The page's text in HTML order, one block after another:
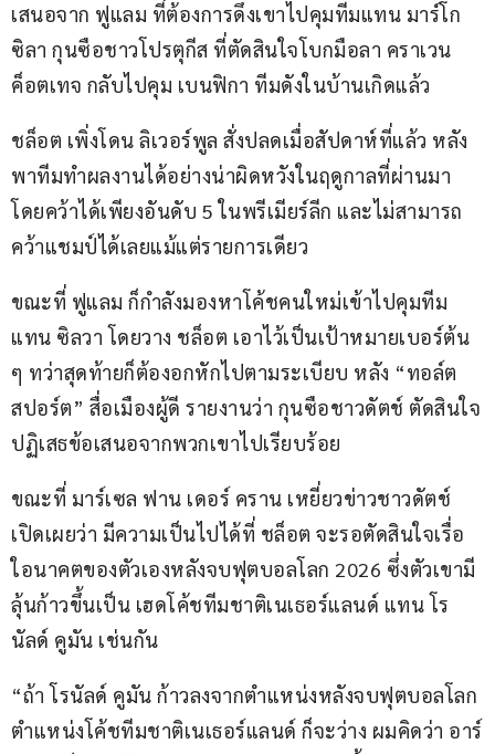
เสนอจาก ฟูแลม ที่ต้องการดึงเขาไปคุมทีมแทน มาร์โก
ซิลา กุนซือชาวโปรตุกีส ที่ตัดสินใจโบกมือลา คราเวน
ค็อตเทจ กลับไปคุม เบนฟิกา ทีมดังในบ้านเกิดแล้ว
ชล็อต เพิ่งโดน ลิเวอร์พูล สั่งปลดเมื่อสัปดาห์ที่แล้ว หลัง
พาทีมทำผลงานได้อย่างน่าผิดหวังในฤดูกาลที่ผ่านมา
โดยคว้าได้เพียงอันดับ 5 ในพรีเมียร์ลีก และไม่สามารถ
คว้าแชมป์ได้เลยแม้แต่รายการเดียว
ขณะที่ ฟูแลม ก็กำลังมองหาโค้ชคนใหม่เข้าไปคุมทีม
แทน ซิลวา โดยวาง ชล็อต เอาไว้เป็นเป้าหมายเบอร์ต้น
ๆ ทว่าสุดท้ายก็ต้องอกหักไปตามระเบียบ หลัง “ทอล์ต
สปอร์ต” สื่อเมืองผู้ดี รายงานว่า กุนซือชาวดัตช์ ตัดสินใจ
ปฏิเสธข้อเสนอจากพวกเขาไปเรียบร้อย
ขณะที่ มาร์เซล ฟาน เดอร์ คราน เหยี่ยวข่าวชาวดัตช์
เปิดเผยว่า มีความเป็นไปได้ที่ ชล็อต จะรอตัดสินใจเรื่อ
ใอนาคตของตัวเองหลังจบฟุตบอลโลก 2026 ซึ่งตัวเขามี
ลุ้นก้าวขึ้นเป็น เฮดโค้ชทีมชาติเนเธอร์แลนด์ แทน โร
นัลด์ คูมัน เช่นกัน
“ถ้า โรนัลด์ คูมัน ก้าวลงจากตำแหน่งหลังจบฟุตบอลโลก
ตำแหน่งโค้ชทีมชาติเนเธอร์แลนด์ ก็จะว่าง ผมคิดว่า อาร์